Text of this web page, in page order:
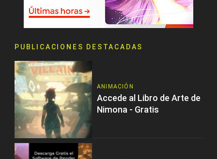
PUBLICACIONES DESTACADAS
ANIMACIÓN
Accede al Libro de Arte de
Nimona - Gratis